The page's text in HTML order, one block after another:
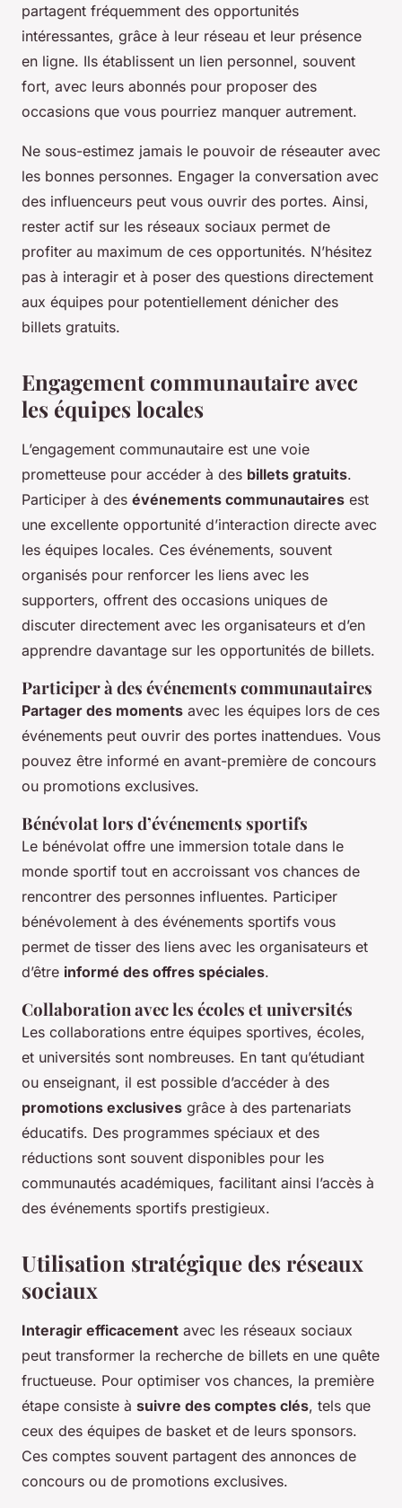
partagent fréquemment des opportunités
intéressantes, grâce à leur réseau et leur présence
en ligne. Ils établissent un lien personnel, souvent
fort, avec leurs abonnés pour proposer des
occasions que vous pourriez manquer autrement.
Ne sous-estimez jamais le pouvoir de réseauter avec
les bonnes personnes. Engager la conversation avec
des influenceurs peut vous ouvrir des portes. Ainsi,
rester actif sur les réseaux sociaux permet de
profiter au maximum de ces opportunités. N’hésitez
pas à interagir et à poser des questions directement
aux équipes pour potentiellement dénicher des
billets gratuits.
Engagement communautaire avec
les équipes locales
L’engagement communautaire est une voie
prometteuse pour accéder à des billets gratuits.
Participer à des événements communautaires est
une excellente opportunité d’interaction directe avec
les équipes locales. Ces événements, souvent
organisés pour renforcer les liens avec les
supporters, offrent des occasions uniques de
discuter directement avec les organisateurs et d’en
apprendre davantage sur les opportunités de billets.
Participer à des événements communautaires
Partager des moments avec les équipes lors de ces
événements peut ouvrir des portes inattendues. Vous
pouvez être informé en avant-première de concours
ou promotions exclusives.
Bénévolat lors d’événements sportifs
Le bénévolat offre une immersion totale dans le
monde sportif tout en accroissant vos chances de
rencontrer des personnes influentes. Participer
bénévolement à des événements sportifs vous
permet de tisser des liens avec les organisateurs et
d’être informé des offres spéciales.
Collaboration avec les écoles et universités
Les collaborations entre équipes sportives, écoles,
et universités sont nombreuses. En tant qu’étudiant
ou enseignant, il est possible d’accéder à des
promotions exclusives grâce à des partenariats
éducatifs. Des programmes spéciaux et des
réductions sont souvent disponibles pour les
communautés académiques, facilitant ainsi l’accès à
des événements sportifs prestigieux.
Utilisation stratégique des réseaux
sociaux
Interagir efficacement avec les réseaux sociaux
peut transformer la recherche de billets en une quête
fructueuse. Pour optimiser vos chances, la première
étape consiste à suivre des comptes clés, tels que
ceux des équipes de basket et de leurs sponsors.
Ces comptes souvent partagent des annonces de
concours ou de promotions exclusives.